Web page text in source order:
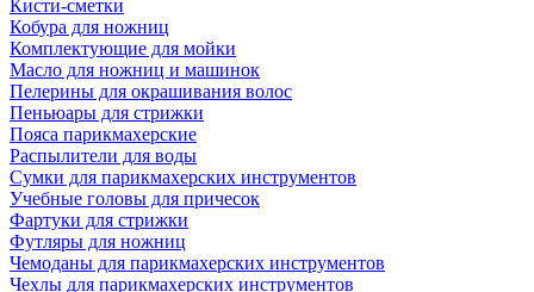
Кисти-сметки
Кобура для ножниц
Комплектующие для мойки
Масло для ножниц и машинок
Пелерины для окрашивания волос
Пеньюары для стрижки
Пояса парикмахерские
Распылители для воды
Сумки для парикмахерских инструментов
Учебные головы для причесок
Фартуки для стрижки
Футляры для ножниц
Чемоданы для парикмахерских инструментов
Чехлы для парикмахерских инструментов